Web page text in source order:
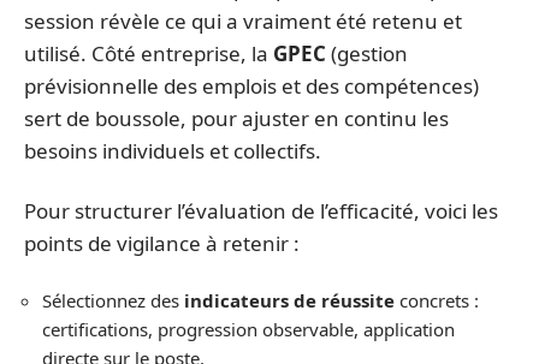
session révèle ce qui a vraiment été retenu et
utilisé. Côté entreprise, la GPEC (gestion
prévisionnelle des emplois et des compétences)
sert de boussole, pour ajuster en continu les
besoins individuels et collectifs.
Pour structurer l’évaluation de l’efficacité, voici les
points de vigilance à retenir :
Sélectionnez des indicateurs de réussite concrets :
certifications, progression observable, application
directe sur le poste.